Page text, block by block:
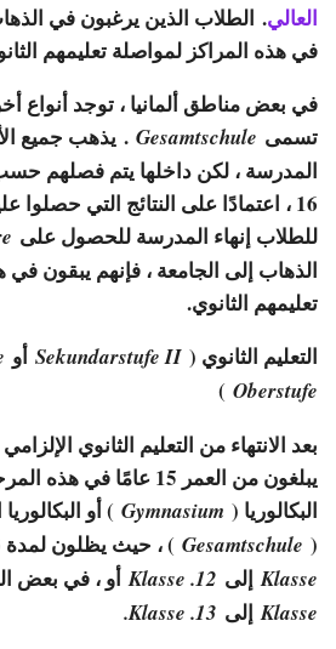
العالي. الطلاب الذين يرغبون في
في هذه المراكز لمواصلة تعليمهم
في بعض مناطق ألمانيا ، توجد أنواع
تسمى Gesamtschule . يذهب جميع
المدرسة ، لكن داخلها يتم فصلهم
16 ، اعتمادًا على النتائج التي حصلوا
للطلاب إنهاء المدرسة للحصول على
الذهاب إلى الجامعة ، فإنهم يبقون في
تعليمهم الثانوي.
التعليم الثانوي ( Sekundarstufe II أو
Oberstufe
)
بعد الانتهاء من التعليم الثانوي
يبلغون من العمر 15 عامًا في
البكالوريا ( Gymnasium ) أو
(
Gesamtschule ) ، حيث يظلون لمدة 3 سنوات ، من
Klasseإلى 12. Klasse أو ، في بعض
Klasseإلى 13. Klasse.